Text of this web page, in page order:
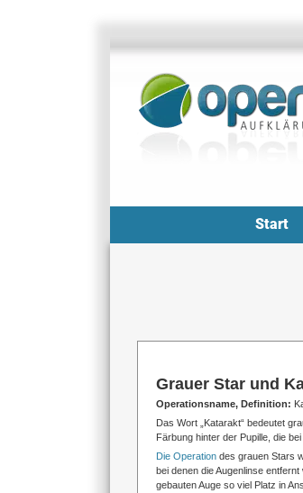
Start
Grauer Star und
Operationsname, Definition:
Das Wort „Katarakt“ bedeutet
Färbung hinter der Pupille, die
Die Operationdes grauen Stars
bei denen die Augenlinse
gebauten Auge so viel Platz in